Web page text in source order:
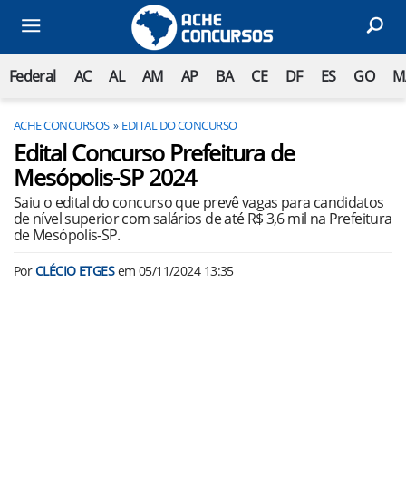
Federal AC AL AM AP BA CE DF ES GO
ACHE CONCURSOS EDITAL DO CONCURSO
Edital Concurso Prefeitura de
Mesópolis-SP 2024
Saiu o edital do concurso que prevê vagas para candidatos
de nível superior com salários de até R$ 3,6 mil na Prefeitura
de Mesópolis-SP.
PorCLÉCIO ETGESem 05/11/2024 13:35